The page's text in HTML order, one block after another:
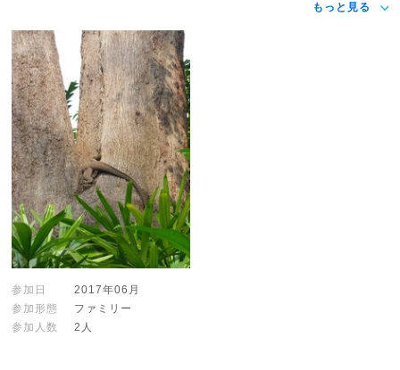
もっと見る
参加日
2017年06月
参加形態
ファミリー
参加人数
2人